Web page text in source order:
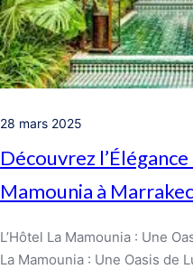
28 mars 2025
Découvrez
Mamounia à
L’Hôtel La Mamounia : Une
La Mamounia : Une Oasis de